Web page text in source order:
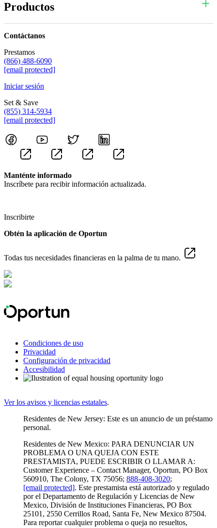
Productos
Contáctanos
Prestamos
(866) 488-6090
[email protected]
Iniciar sesión
Set & Save
(855) 314-5934
[email protected]
Manténte informado
Inscríbete para recibir información actualizada.
Inscribirte
Obtén la aplicación de Oportun
Todas tus necesidades financieras en la palma de tu mano.
Condiciones de uso
Privacidad
Configuración de privacidad
Accesibilidad
Ver los avisos y licencias estatales.
Residentes de New Jersey: Este es un anuncio de un préstamo
personal.
Residentes de New Mexico: PARA DENUNCIAR UN
PROBLEMA O UNA QUEJA CON ESTE
PRESTAMISTA, PUEDE ESCRIBIR O LLAMAR A:
Customer Experience – Contact Manager, Oportun, PO Box
560910, The Colony, TX 75056; 888-408-3020;
[email protected]. Este prestamista está autorizado y regulado
por el Departamento de Regulación y Licencias de New
Mexico, División de Instituciones Financieras, PO Box
25101, 2550 Cerrillos Road, Santa Fe, New Mexico 87504.
Para reportar cualquier problema o queja no resueltos,